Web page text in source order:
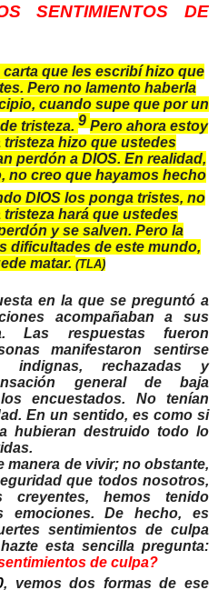
SENTIMIENTOS DE
carta que les escribí hizo que
Pero no lamento haberla
cuando supe que por un
tristeza. 9 Pero ahora estoy
hizo que ustedes
perdón a DIOS. En realidad,
no creo que hayamos hecho
DIOS los ponga tristes, no
hará que ustedes
y se salven. Pero la
dificultades de este mundo,
matar. (TLA)
en la que se preguntó a
acompañaban a sus
Las respuestas fueron
manifestaron sentirse
indignas, rechazadas y
general de baja
encuestados. No tenían
En un sentido, es como si
hubieran destruido todo lo
manera de vivir; no obstante,
que todos nosotros,
creyentes, hemos tenido
emociones. De hecho, es
sentimientos de culpa
esta sencilla pregunta:
de culpa?
, vemos dos formas de ese